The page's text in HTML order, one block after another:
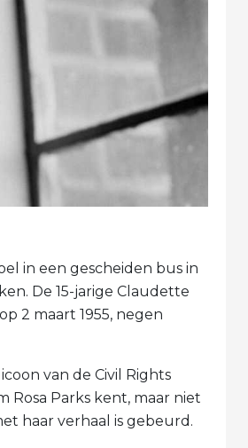
in een gescheiden bus in
De 15-jarige Claudette
2 maart 1955, negen
van de Civil Rights
Rosa Parks kent, maar niet
haar verhaal is gebeurd.